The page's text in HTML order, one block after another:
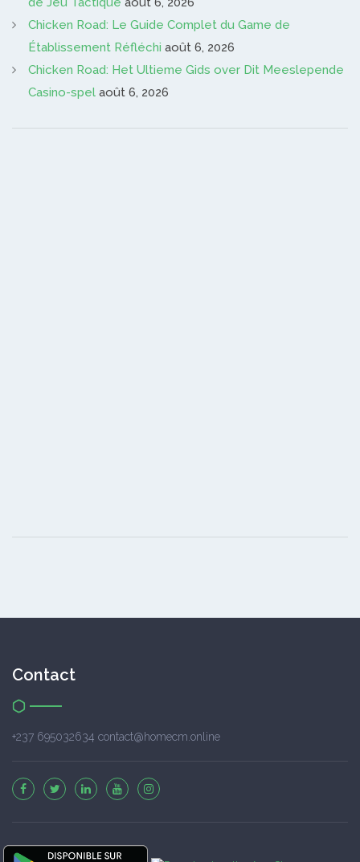
Chicken Road: Le Guide Complet du Game de
Établissement Réfléchi août 6, 2026
Chicken Road: Het Ultieme Gids over Dit Meeslepende
Casino-spel août 6, 2026
Contact
+237 695032634 contact@homecm.online